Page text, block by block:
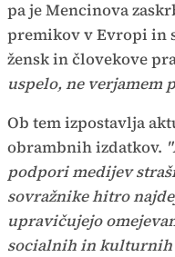
pa je Mencinova
premikov v Evropi in
žensk in človekove
uspelo, ne verjamem
Ob tem izpostavlja
obrambnih izdatkov.
podpori medijev
sovražnike hitro
upravičujejo
socialnih in kulturnih